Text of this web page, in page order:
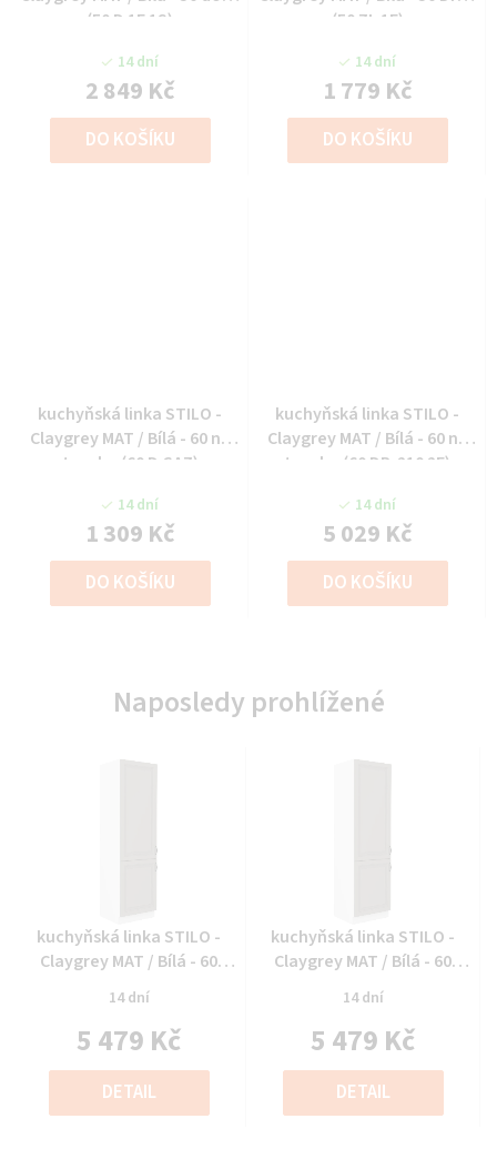
(50 D 1F 1S)
14 dní
2 849 Kč
DO KOŠÍKU
(50 ZL 1F)
14 dní
1 779 Kč
DO KOŠÍKU
kuchyňská linka STILO -
Claygrey MAT / Bílá - 60 na
troubu (60 D GAZ)
14 dní
1 309 Kč
DO KOŠÍKU
kuchyňská linka STILO -
Claygrey MAT / Bílá - 60 na
troubu (60 DP-210 2F)
14 dní
5 029 Kč
DO KOŠÍKU
Naposledy prohlížené
Průměrné
hodnocení
produktu
je
0,0
z
5
kuchyňská linka STILO -
Claygrey MAT / Bílá - 60
lednicová skříň (60 LO-210
2F)
14 dní
5 479 Kč
Měrná
cena:
DETAIL
Průměrné
hodnocení
produktu
je
0,0
z
5
kuchyňská linka STILO -
Claygrey MAT / Bílá - 60
lednicová skříň (60 LO-210
2F)
14 dní
5 479 Kč
Měrná
cena:
DETAIL